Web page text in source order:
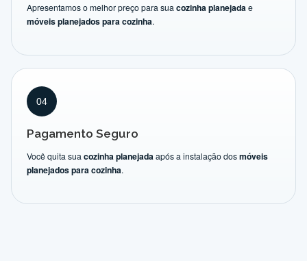
Apresentamos o melhor preço para sua cozinha planejadae
móveis planejados para cozinha.
04
Pagamento Seguro
Você quita sua cozinha planejadaapós a instalação dosmóveis
planejados para cozinha.